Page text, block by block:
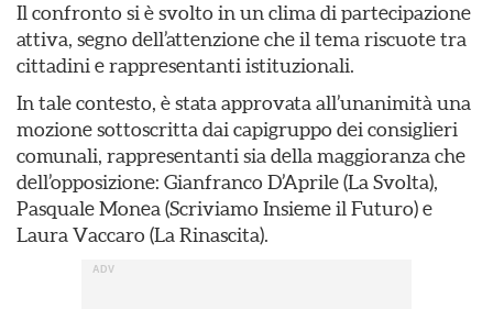
Il confronto si è svolto in un clima di partecipazione
attiva, segno dell’attenzione che il tema riscuote tra
cittadini e rappresentanti istituzionali.
In tale contesto, è stata approvata all’unanimità una
mozione sottoscritta dai capigruppo dei consiglieri
comunali, rappresentanti sia della maggioranza che
dell’opposizione: Gianfranco D’Aprile (La Svolta),
Pasquale Monea (Scriviamo Insieme il Futuro) e
Laura Vaccaro (La Rinascita).